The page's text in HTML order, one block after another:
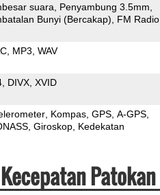
suara
Penyambung 3.5mm
Bunyi (Bercakap)
FM Radio
MP3 WAV
DIVX XVID
Kompas GPS A-GPS
Giroskop Kedekatan
Patokan